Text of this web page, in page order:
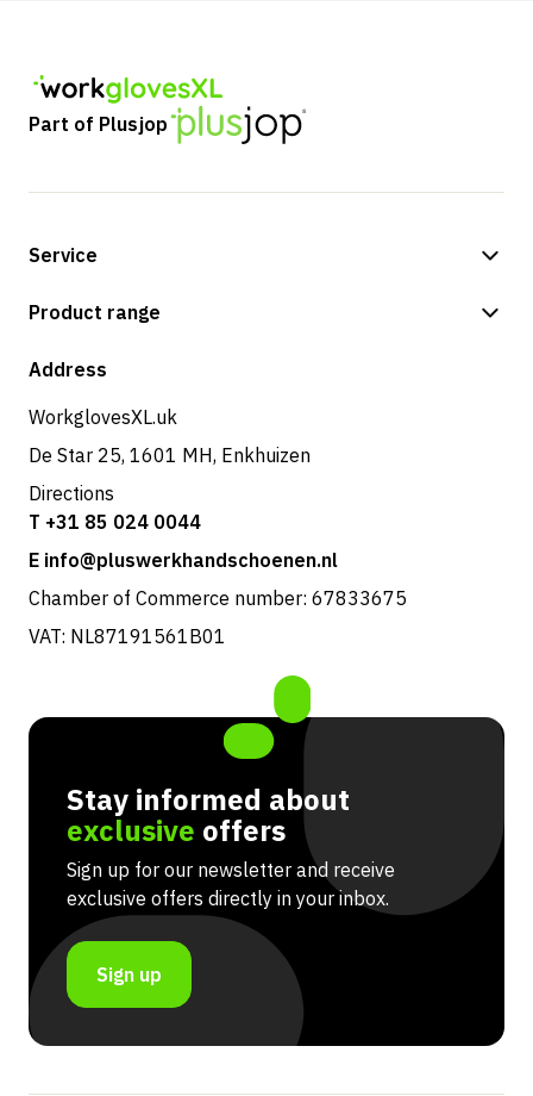
Part of Plusjop
Service
Payment methods
Returns & service
Product range
Shop
Address
WorkglovesXL.uk
De Star 25, 1601 MH, Enkhuizen
Directions
T +31 85 024 0044
E info@pluswerkhandschoenen.nl
Chamber of Commerce number: 67833675
VAT: NL87191561B01
Stay informed about
exclusive offers
Sign up for our newsletter and receive
exclusive offers directly in your inbox.
Sign up